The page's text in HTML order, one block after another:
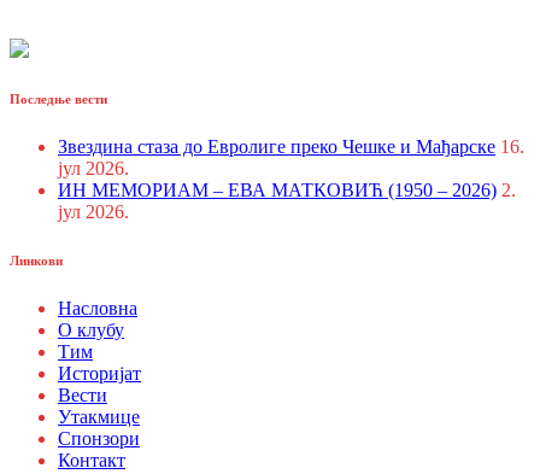
Последње вести
Звездина стаза до Евролиге преко Чешке и Мађарске 16.
јул 2026.
ИН МЕМОРИАМ – ЕВА МАТКОВИЋ (1950 – 2026) 2.
јул 2026.
Линкови
Насловна
О клубу
Тим
Историјат
Вести
Утакмице
Спонзори
Контакт